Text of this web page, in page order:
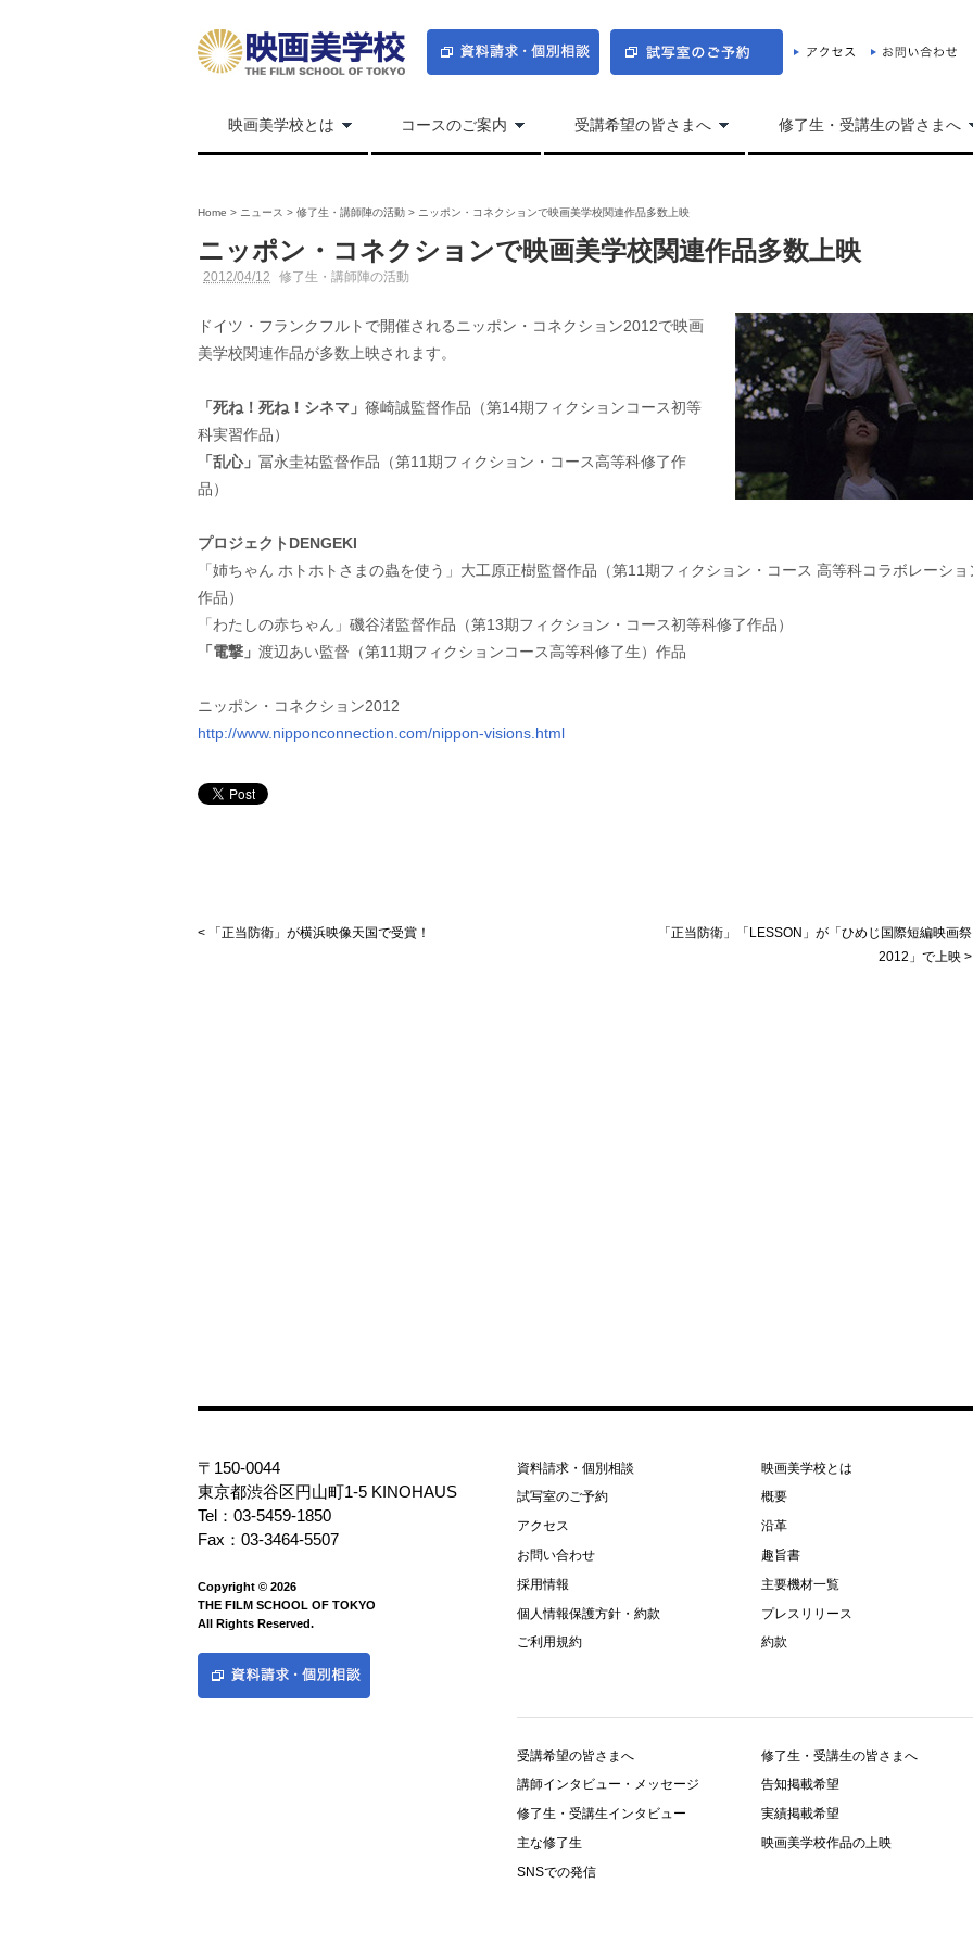
映画美学校とは コースのご案内 受講希望の皆さまへ 修了生・受講生の皆さまへ
Home > ニュース > 修了生・講師陣の活動 > ニッポン・コネクションで映画美学校関連作品多数上映
ニッポン・コネクションで映画美学校関連作品多数上映
2012/04/12 修了生・講師陣の活動
ドイツ・フランクフルトで開催されるニッポン・コネクション2012で映画
美学校関連作品が多数上映されます。
「死ね！死ね！シネマ」 篠崎誠監督作品（第14期フィクションコース初等
科実習作品）
「乱心」 冨永圭祐監督作品（第11期フィクション・コース高等科修了作
品）
プロジェクトDENGEKI
「姉ちゃん ホトホトさまの蟲を使う」大工原正樹監督作品（第11期フィクション・コース 高等科コラボレーショ
作品）
「わたしの赤ちゃん」磯谷渚監督作品（第13期フィクション・コース初等科修了作品）
「電撃」 渡辺あい監督（第11期フィクションコース高等科修了生）作品
ニッポン・コネクション2012
http://www.nipponconnection.com/nippon-visions.html
< 「正当防衛」が横浜映像天国で受賞！
「正当防衛」「LESSON」が「ひめじ国際短編映画祭
2012」で上映 >
〒150-0044
東京都渋谷区円山町1-5 KINOHAUS
Tel：03-5459-1850
Fax：03-3464-5507
Copyright © 2026
THE FILM SCHOOL OF TOKYO
All Rights Reserved.
資料請求・個別相談
試写室のご予約
アクセス
お問い合わせ
採用情報
個人情報保護方針・約款
ご利用規約
映画美学校とは
概要
沿革
趣旨書
主要機材一覧
プレスリリース
約款
受講希望の皆さまへ
講師インタビュー・メッセージ
修了生・受講生インタビュー
主な修了生
SNSでの発信
修了生・受講生の皆さまへ
告知掲載希望
実績掲載希望
映画美学校作品の上映